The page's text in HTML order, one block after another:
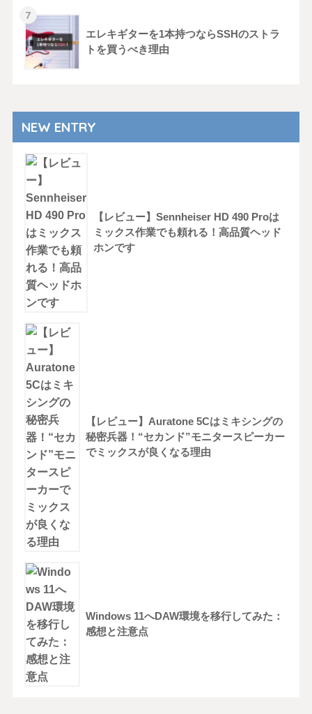
エレキギターを1本持つならSSHのストラ
トを買うべき理由
NEW ENTRY
【レビュー】Sennheiser HD 490 Proは
ミックス作業でも頼れる！高品質ヘッド
ホンです
【レビュー】Auratone 5Cはミキシングの
秘密兵器！“セカンド”モニタースピーカー
でミックスが良くなる理由
Windows 11へDAW環境を移行してみた：
感想と注意点